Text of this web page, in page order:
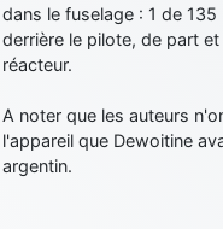
dans le fuselage : 1 de
derrière le pilote, de part
réacteur.
A noter que les auteurs
l'appareil que Dewoitine
argentin.